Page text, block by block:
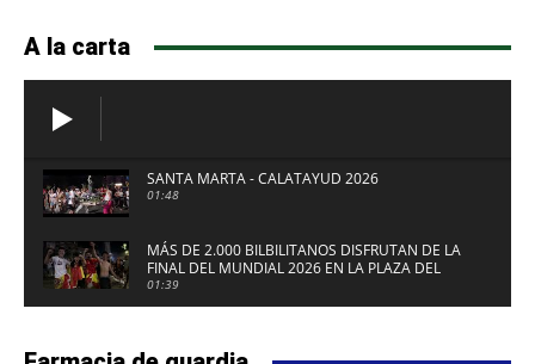
A la carta
SANTA MARTA - CALATAYUD 2026
01:48
MÁS DE 2.000 BILBILITANOS DISFRUTAN DE LA
FINAL DEL MUNDIAL 2026 EN LA PLAZA DEL
FUERTE DE CALATAYUD
01:39